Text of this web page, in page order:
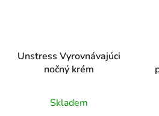
Unstress Vyrovnávajúci
nočný krém
hodnotenie
Skladem